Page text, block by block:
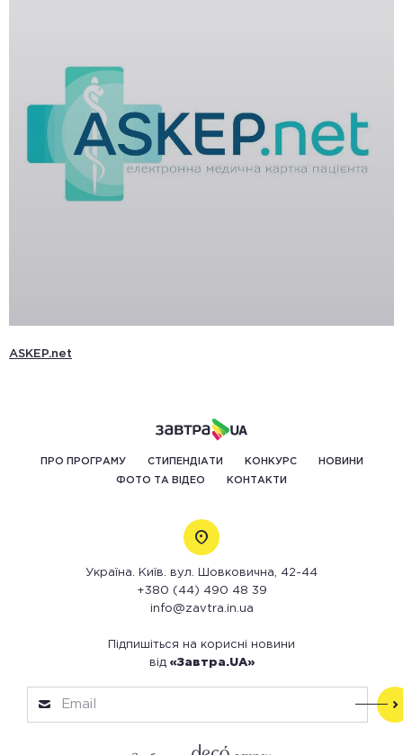
ASKEP.net
ПРО ПРОГРАМУ СТИПЕНДІАТИ КОНКУРС НОВИНИ
ФОТО ТА ВІДЕО КОНТАКТИ
Україна. Київ. вул. Шовковична, 42-44
+380 (44) 490 48 39
info@zavtra.in.ua
Підпишіться на корисні новини
від «Завтра.UA»